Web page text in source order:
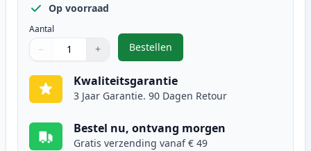
Op voorraad
Aantal
Gebruik de knoppen om aan te passen
− +
1
Bestellen
,Brother TN3480 (TN3430) toner
Kwaliteitsgarantie
3 Jaar Garantie. 90 Dagen Retour
Bestel nu, ontvang morgen
Gratis verzending vanaf € 49